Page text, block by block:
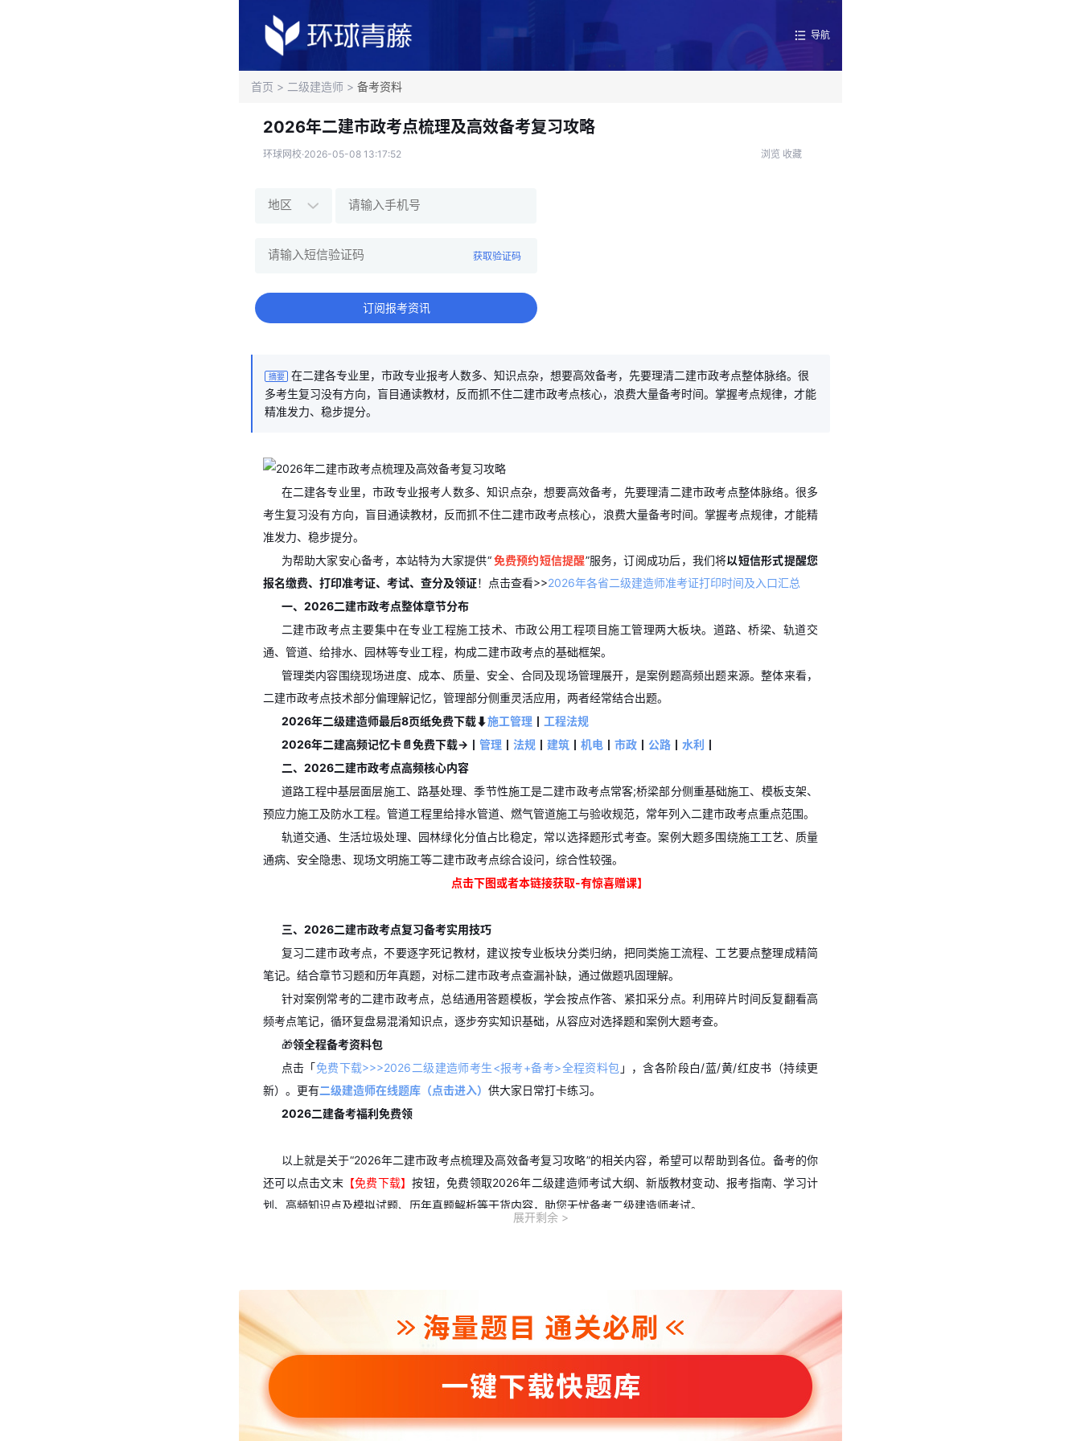
导航
首页 > 二级建造师 > 备考资料
2026年二建市政考点梳理及高效备考复习攻略
环球网校·2026-05-08 13:17:52 浏览 收藏
获取验证码
订阅报考资讯
摘要
在二建各专业里，市政专业报考人数多、知识点杂，想要高效备考，先要理清二建市政考点整体脉络。很
多考生复习没有方向，盲目通读教材，反而抓不住二建市政考点核心，浪费大量备考时间。掌握考点规律，才能
精准发力、稳步提分。
在二建各专业里，市政专业报考人数多、知识点杂，想要高效备考，先要理清二建市政考点整体脉络。很多
考生复习没有方向，盲目通读教材，反而抓不住二建市政考点核心，浪费大量备考时间。掌握考点规律，才能精
准发力、稳步提分。
为帮助大家安心备考，本站特为大家提供“免费预约短信提醒”服务，订阅成功后，我们将以短信形式提醒您
报名缴费、打印准考证、考试、查分及领证！ 点击查看>>2026年各省二级建造师准考证打印时间及入口汇总
一、2026二建市政考点整体章节分布
二建市政考点主要集中在专业工程施工技术、市政公用工程项目施工管理两大板块。道路、桥梁、轨道交
通、管道、给排水、园林等专业工程，构成二建市政考点的基础框架。
管理类内容围绕现场进度、成本、质量、安全、合同及现场管理展开，是案例题高频出题来源。整体来看，
二建市政考点技术部分偏理解记忆，管理部分侧重灵活应用，两者经常结合出题。
2026年二级建造师最后8页纸免费下载⬇️施工管理丨 工程法规
2026年二建高频记忆卡📄免费下载-> 丨 管理丨 法规丨 建筑丨 机电丨 市政丨 公路丨 水利 丨
二、2026二建市政考点高频核心内容
道路工程中基层面层施工、路基处理、季节性施工是二建市政考点常客;桥梁部分侧重基础施工、模板支架、
预应力施工及防水工程。管道工程里给排水管道、燃气管道施工与验收规范，常年列入二建市政考点重点范围。
轨道交通、生活垃圾处理、园林绿化分值占比稳定，常以选择题形式考查。案例大题多围绕施工工艺、质量
通病、安全隐患、现场文明施工等二建市政考点综合设问，综合性较强。
点击下图或者本链接获取-有惊喜赠课】
三、2026二建市政考点复习备考实用技巧
复习二建市政考点，不要逐字死记教材，建议按专业板块分类归纳，把同类施工流程、工艺要点整理成精简
笔记。结合章节习题和历年真题，对标二建市政考点查漏补缺，通过做题巩固理解。
针对案例常考的二建市政考点，总结通用答题模板，学会按点作答、紧扣采分点。利用碎片时间反复翻看高
频考点笔记，循环复盘易混淆知识点，逐步夯实知识基础，从容应对选择题和案例大题考查。
🎁领全程备考资料包
点击「免费下载>>>2026二级建造师考生<报考+备考>全程资料包 」，含各阶段白/蓝/黄/红皮书（持续更
新）。更有二级建造师在线题库（点击进入） 供大家日常打卡练习。
2026二建备考福利免费领
以上就是关于“2026年二建市政考点梳理及高效备考复习攻略”的相关内容，希望可以帮助到各位。 备考的你
还可以点击文末【免费下载】按钮，免费领取2026年二级建造师考试大纲、新版教材变动、报考指南、学习计
划、高频知识点及模拟试题、历年真题解析等干货内容，助您无忧备考二级建造师考试。
展开剩余